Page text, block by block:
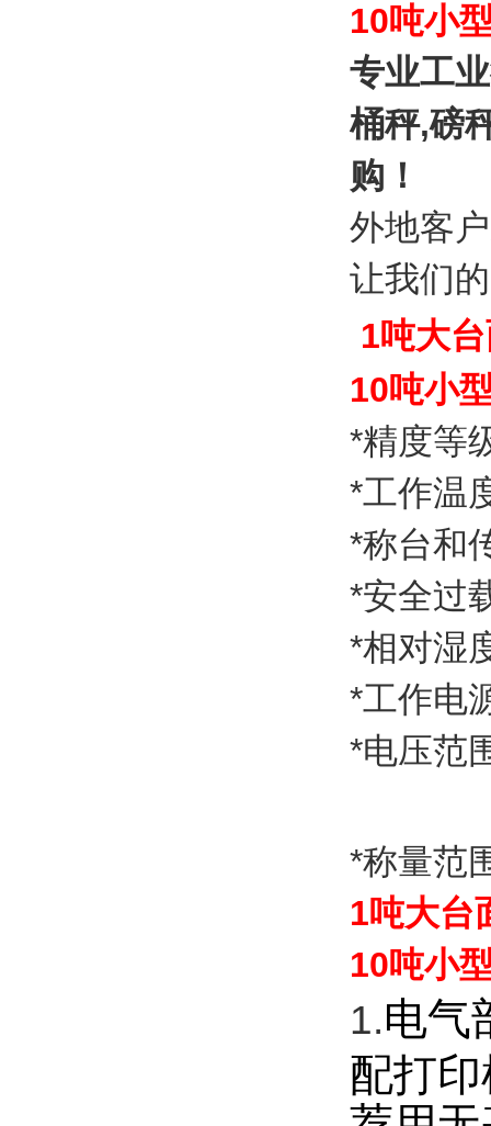
10吨小
专业工
桶秤,磅
购！
外地客
让我们
1吨大
10吨小
*精度等
*工作温
*称台和
*安全过
*相对湿
*工作电
*电压范
*称量范
1吨大台
10吨小
1.电气
配打